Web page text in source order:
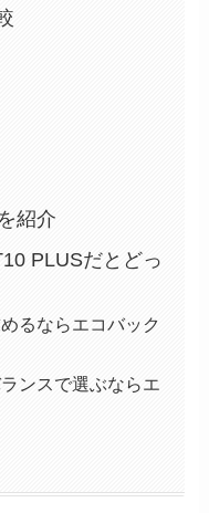
紹介
PLUSだとどっ
るならエコバック
ンスで選ぶならエ